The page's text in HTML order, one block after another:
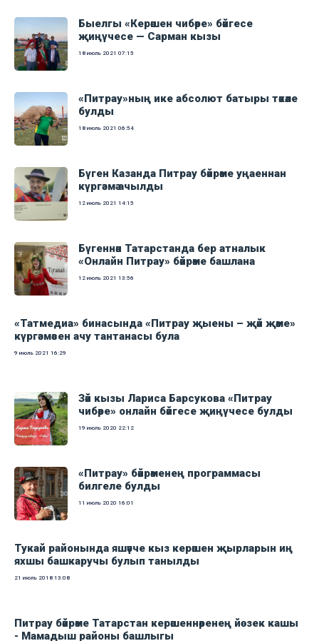
Быелгы «Керәшен чибәре» бәйгесе
җиңүчесе — Сарман кызы
18 июль 2021 07:15
«Питрау»ның ике абсолют батыры тәкәле
булды
18 июль 2021 06:54
Бүген Казанда Питрау бәйрәме уңаеннан
күргәзмә ачылды
12 июль 2021 14:15
Бүгеннән Татарстанда бер атналык
«Онлайн Питрау» бәйрәме башлана
12 июль 2021 13:56
«Татмедиа» бинасында «Питрау җыены – җәй җәме»
күргәзмәсен ачу тантанасы була
9 июль 2021 16:29
Зәй кызы Лариса Барсукова «Питрау
чибәре» онлайн бәйгесе җиңүчесе булды
19 июль 2020 22:12
«Питрау» бәйрәменең программасы
билгеле булды
11 июль 2020 16:01
Тукай районында яшәүче кыз керәшен җырларын иң
яхшы башкаручы булып танылды
21 июль 2018 13:08
Питрау бәйрәме Татарстан керәшеннәренең йөзек кашы
- Мамадыш районы башлыгы